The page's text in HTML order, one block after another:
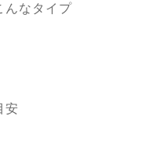
んなタイプ
安